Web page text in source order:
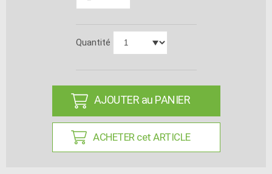
Quantité
AJOUTER au PANIER
ACHETER cet ARTICLE